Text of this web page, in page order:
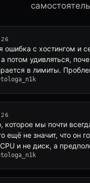
ошибка с хостингом и
потом удивляться,
в лимиты.
которое мы почти
ещё не значит, что он
и не диск, а